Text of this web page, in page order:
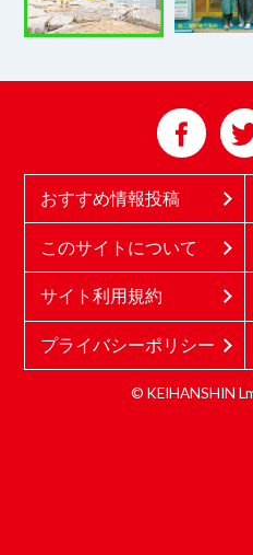
おすすめ情報投稿
このサイトについて
サイト利用規約
プライバシーポリシー
© KEIHANSHIN